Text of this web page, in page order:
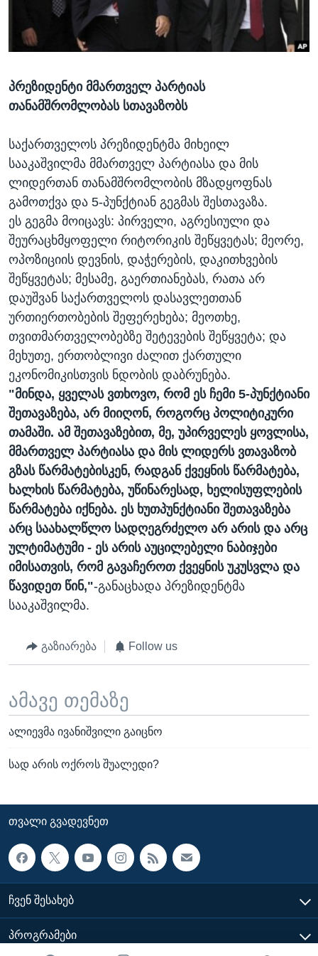
ᲡᲢᲣᲓᲘᲐ ᲕᲐᲨᲘᲜᲒᲢᲝᲜᲘ
ᲔᲙᲝᲜᲝᲛᲘᲙᲐ
ᲯᲐᲜᲛᲠᲗᲔᲚᲝᲑᲐ
ᲘᲜᲢᲔᲠᲕᲘᲣ
ᲒᲐᲚᲘᲚᲔᲝ
ᲓᲔᲖᲘᲜᲤᲝᲠᲛᲐᲪᲘᲐ
Learning English
პრეზიდენტი მმართველ პარტიას
თანამშრომლობას სთავაზობს
საქართველოს პრეზიდენტმა მიხეილ
სააკაშვილმა მმართველ პარტიასა და მის
ლიდერთან თანამშრომლობის მზადყოფნას
გამოთქვა და 5-პუნქტიან გეგმას შესთავაზა.
ეს გეგმა მოიცავს: პირველი, აგრესიული და
შეურაცხმყოფელი რიტორიკის შეწყვეტას; მეორე,
ოპოზიციის დევნის, დაჭერების, დაკითხვების
შეწყვეტას; მესამე, გაერთიანებას, რათა არ
დაუშვან საქართველოს დასავლეთთან
ურთიერთობების შეფერეხება; მეოთხე,
თვითმართველობებზე შეტევების შეწყვეტა; და
მეხუთე, ერთობლივი ძალით ქართული
ეკონომიკისთვის ნდობის დაბრუნება.
"მინდა, ყველას ვთხოვო, რომ ეს ჩემი 5-პუნქტიანი
შეთავაზება, არ მიიღონ, როგორც პოლიტიკური
თამაში. ამ შეთავაზებით, მე, უპირველეს ყოვლისა,
მმართველ პარტიასა და მის ლიდერს ვთავაზობ
გზას წარმატებისკენ, რადგან ქვეყნის წარმატება,
ხალხის წარმატება, უწინარესად, ხელისუფლების
წარმატება იქნება. ეს ხუთპუნქტიანი შეთავაზება
არც საახალწლო სადღეგრძელო არ არის და არც
ულტიმატუმი - ეს არის აუცილებელი ნაბიჯები
იმისათვის, რომ გავაჩეროთ ქვეყნის უკუსვლა და
წავიდეთ წინ,"-განაცხადა პრეზიდენტმა
სააკაშვილმა.
გაზიარება Follow us
ამავე თემაზე
ალიევმა ივანიშვილი გაიცნო
სად არის ოქროს შუალედი?
ᲗᲕᲐᲚᲘ ᲒᲕᲐᲓᲔᲕᲜᲔᲗ
ᲩᲕᲔᲜ ᲨᲔᲡᲐᲮᲔᲑ
ᲞᲠᲝᲒᲠᲐᲛᲔᲑᲘ